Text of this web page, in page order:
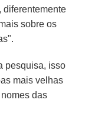
diferentemente
sobre os
pesquisa, isso
mais velhas
das